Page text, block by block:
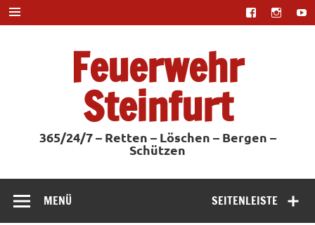
Zum
Inhalt
springen
Feuerwehr
Steinfurt
365/24/7 – Retten – Löschen – Bergen –
Schützen
SEITENLEISTE
MENÜ